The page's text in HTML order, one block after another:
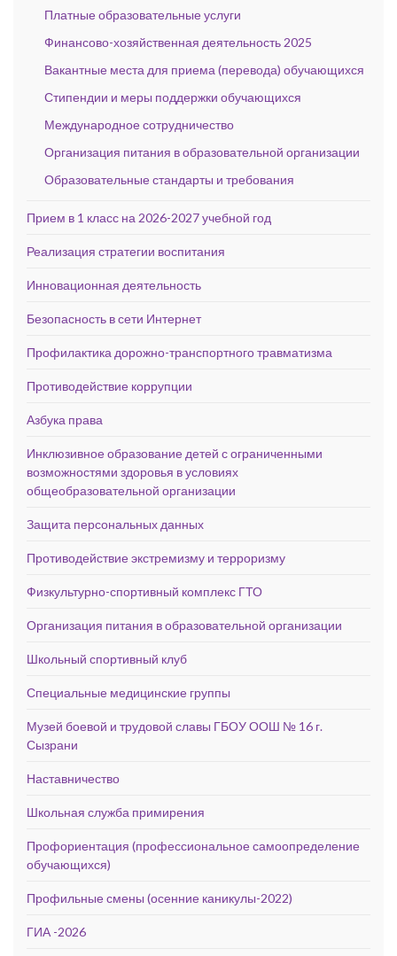
Платные образовательные услуги
Финансово-хозяйственная деятельность 2025
Вакантные места для приема (перевода) обучающихся
Стипендии и меры поддержки обучающихся
Международное сотрудничество
Организация питания в образовательной организации
Образовательные стандарты и требования
Прием в 1 класс на 2026-2027 учебной год
Реализация стратегии воспитания
Инновационная деятельность
Безопасность в сети Интернет
Профилактика дорожно-транспортного травматизма
Противодействие коррупции
Азбука права
Инклюзивное образование детей с ограниченными
возможностями здоровья в условиях
общеобразовательной организации
Защита персональных данных
Противодействие экстремизму и терроризму
Физкультурно-спортивный комплекс ГТО
Организация питания в образовательной организации
Школьный спортивный клуб
Специальные медицинские группы
Музей боевой и трудовой славы ГБОУ ООШ № 16 г.
Сызрани
Наставничество
Школьная служба примирения
Профориентация (профессиональное самоопределение
обучающихся)
Профильные смены (осенние каникулы-2022)
ГИА -2026